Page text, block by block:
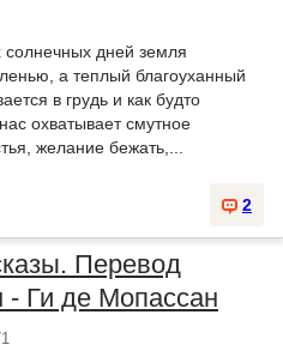
солнечных дней земля
а теплый благоуханный
в грудь и как будто
охватывает смутное
желание бежать,...
2
Перевод
Ги де Мопассан